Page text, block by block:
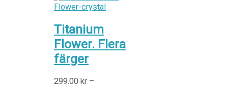
Titanium
Flower. Flera
färger
299.00 kr –